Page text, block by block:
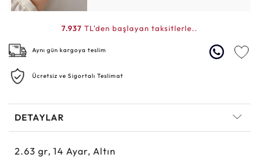
7.937 TL'den başlayan taksitlerle..
Aynı gün kargoya teslim
Ücretsiz ve Sigortalı Teslimat
DETAYLAR
2.63 gr, 14 Ayar, Altın